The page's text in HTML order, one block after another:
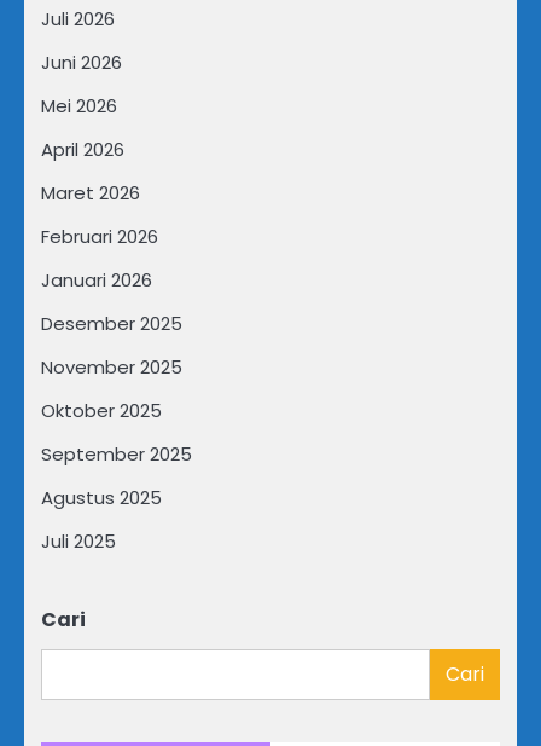
Juli 2026
Juni 2026
Mei 2026
April 2026
Maret 2026
Februari 2026
Januari 2026
Desember 2025
November 2025
Oktober 2025
September 2025
Agustus 2025
Juli 2025
Cari
Cari